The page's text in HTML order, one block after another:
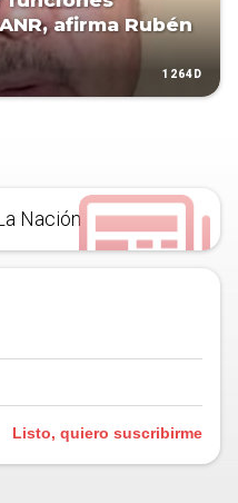
afirma Rubén
1264D
Nación
Listo, quiero suscribirme